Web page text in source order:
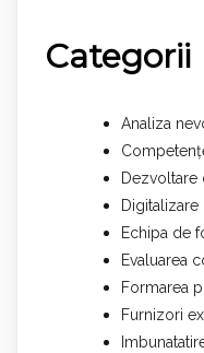
Categorii
Analiza
Dezvoltare
Digitalizare
Echipa de
Evaluarea
Formarea
Furnizori